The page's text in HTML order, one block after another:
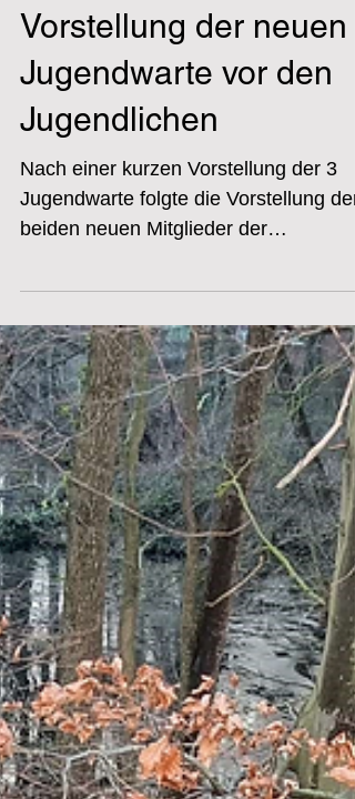
Vorstellung der neuen
Jugendwarte vor den
Jugendlichen
Nach einer kurzen Vorstellung der 3
Jugendwarte folgte die Vorstellung der
beiden neuen Mitglieder der